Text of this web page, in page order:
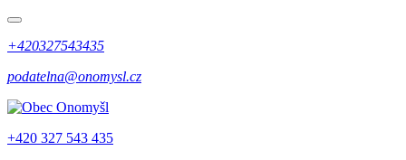
+420327543435
podatelna@onomysl.cz
+420 327 543 435